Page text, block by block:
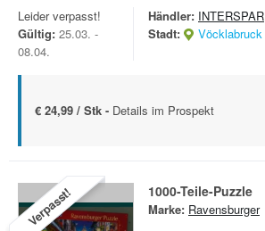
Leider verpasst!
Gültig: 25.03. -
08.04.
Händler: INTERSPAR
Stadt:
Vöcklabruck
€ 24,99 / Stk - Details im Prospekt
Verpasst! 1000-Teile-Puzzle
Marke: Ravensburger